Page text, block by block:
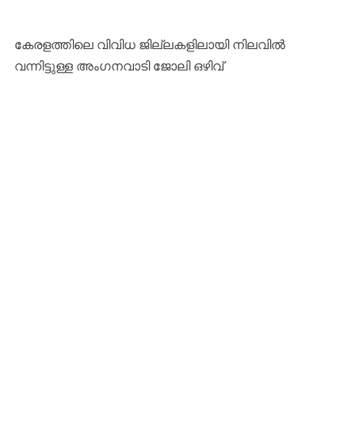
കേരളത്തിലെ വിവിധ ജില്ലകളിലായി നിലവിൽ
വന്നിട്ടുള്ള അംഗനവാടി ജോലി ഒഴിവ്